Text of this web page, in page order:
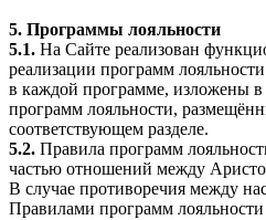
5. Программы лояльности
5.1. На Сайте реализован
реализации программ
в каждой программе, изложены
программ лояльности,
соответствующем разделе.
5.2. Правила программ
частью отношений между
В случае противоречия между
Правилами программ